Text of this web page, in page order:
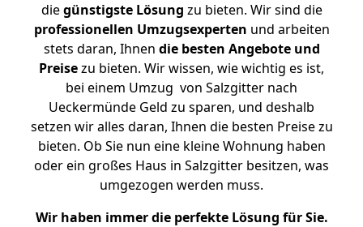
diegünstigste Lösung zu bieten. Wir sind die
professionellen Umzugsexperten und arbeiten
stets daran, Ihnen die besten Angebote und
Preisezu bieten. Wir wissen, wie wichtig es ist,
bei einem Umzug von Salzgitter nach
Ueckermünde Geld zu sparen, und deshalb
setzen wir alles daran, Ihnen die besten Preise zu
bieten. Ob Sie nun eine kleine Wohnung haben
oder ein großes Haus in Salzgitter besitzen, was
umgezogen werden muss.
Wir haben immer die perfekte Lösung für Sie.